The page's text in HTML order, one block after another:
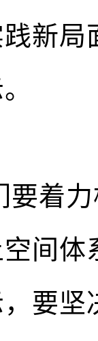
新局
要着
间体
要坚